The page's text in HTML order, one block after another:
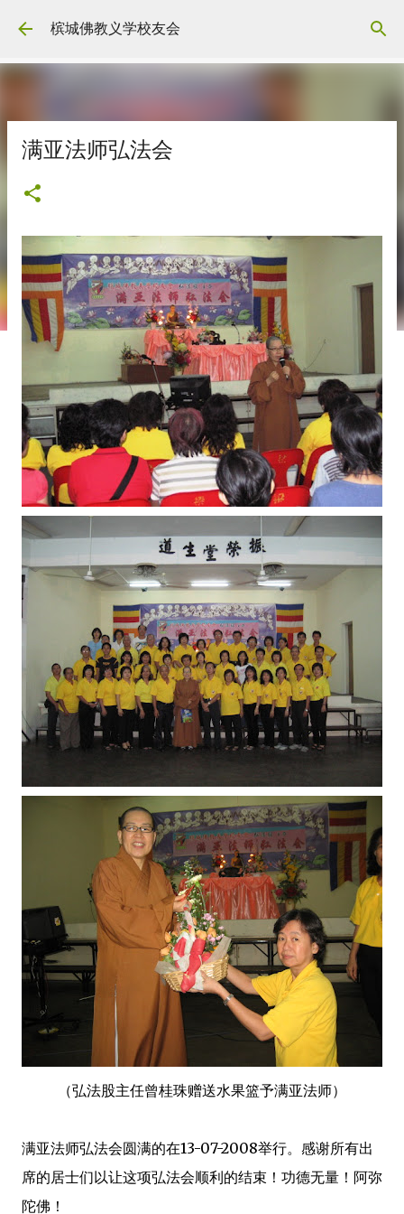
Skip to main content
槟城佛教义学校友会
满亚法师弘法会
（弘法股主任曾桂珠赠送水果篮予满亚法师）
满亚法师弘法会圆满的在13-07-2008举行。感谢所有出
席的居士们以让这项弘法会顺利的结束！功德无量！阿弥
陀佛！